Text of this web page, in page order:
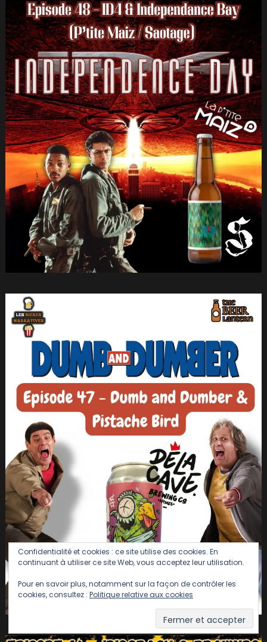
Confidentialité et cookies : ce site utilise des cookies. En
continuant à utiliser ce site Web, vous acceptez leur utilisation.
Pour en savoir plus, notamment sur la façon de contrôler les
cookies, consultez : Politique relative aux cookies